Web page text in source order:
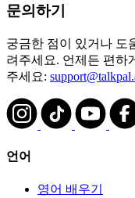
문의하기
궁금한 점이 있거나 도
려주세요. 언제든 편하
주세요:
언어
영어 배우기